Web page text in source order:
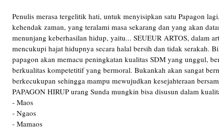
Penulis merasa tergelitik hati, untuk menyisipkan satu Papagon
kehendak zaman, yang teralami masa sekarang dan yang akan
menunjang keberhasilan hidup, yaitu... SEUEUR ARTOS, dalam
mencukupi hajat hidupnya secara halal bersih dan tidak serakah.
papagon akan memacu peningkatan kualitas SDM yang unggul,
berkualitas kompetetitif yang bermoral. Bukankah akan sangat
berkecukupan sehingga mampu mewujudkan kesejahteraan
PAPAGON HIRUP urang Sunda mungkin bisa disusun dalam
- Maos
- Ngaos
- Mamaos